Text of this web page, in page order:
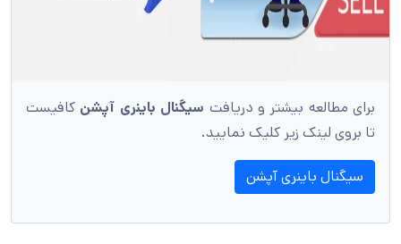
برای مطالعه بیشتر و دریافت سیگنال باینری آپشن کافیست
تا بروی لینک زیر کلیک نمایید.
سیگنال باینری آپشن